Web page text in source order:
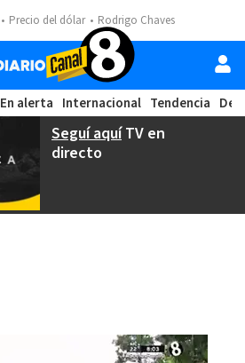
Precio del dólar Rodrigo Chaves
En alerta Internacional Tendencia
Seguí aquíTV en
directo